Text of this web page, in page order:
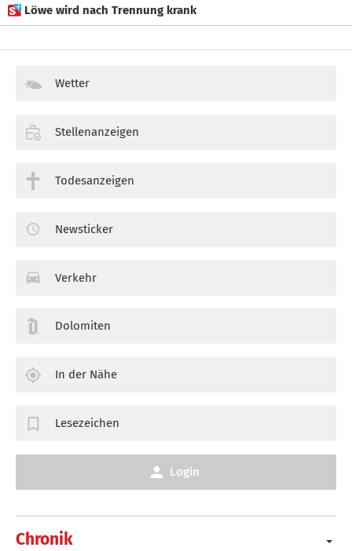
 Löwe wird nach Trennung krank
Chronik
Wetter
Stellenanzeigen
Todesanzeigen
Newsticker
Verkehr
Dolomiten
In der Nähe
Lesezeichen
Login